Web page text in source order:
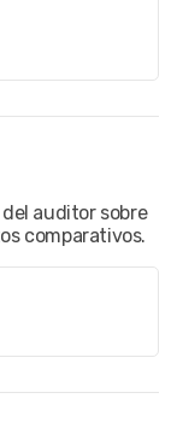
auditor sobre
comparativos.